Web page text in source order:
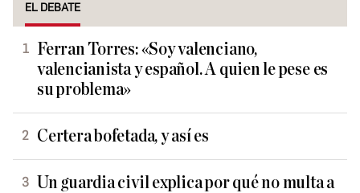
EL DEBATE
Ferran Torres: «Soy valenciano,
valencianista y español. A quien le pese es
su problema»
Certera bofetada, y así es
Un guardia civil explica por qué no multa a